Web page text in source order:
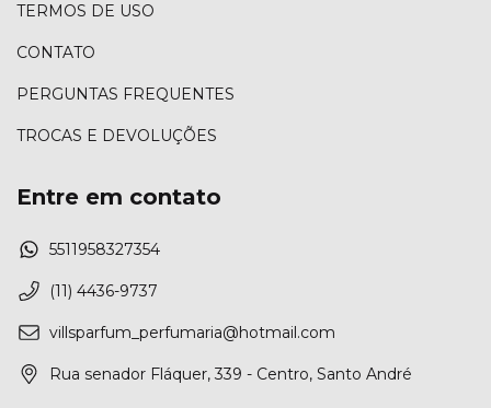
TERMOS DE USO
CONTATO
PERGUNTAS FREQUENTES
TROCAS E DEVOLUÇÕES
Entre em contato
5511958327354
(11) 4436-9737
villsparfum_perfumaria@hotmail.com
Rua senador Fláquer, 339 - Centro, Santo André